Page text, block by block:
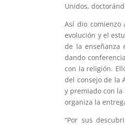
Unidos,
Así dio
evolución y el
de la enseñanza
dando
con la religión.
del consejo de la
y premiado con la
organiza la
“Por sus